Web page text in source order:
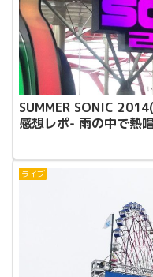
SUMMER SONIC
感想レポ- 雨の中で熱
ライブ